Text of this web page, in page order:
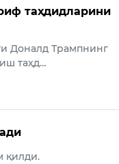
таҳдидларини
Доналд Трампнинг
таҳд…
қилди.